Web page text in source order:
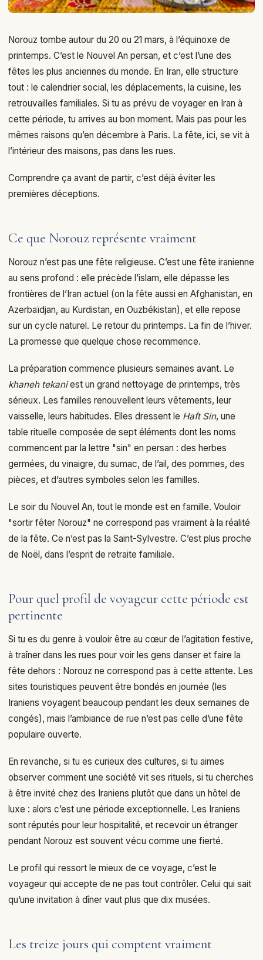
Norouz tombe autour du 20 ou 21 mars, à l’équinoxe de
printemps. C’est le Nouvel An persan, et c’est l’une des
fêtes les plus anciennes du monde. En Iran, elle structure
tout : le calendrier social, les déplacements, la cuisine, les
retrouvailles familiales. Si tu as prévu de voyager en Iran à
cette période, tu arrives au bon moment. Mais pas pour les
mêmes raisons qu’en décembre à Paris. La fête, ici, se vit à
l’intérieur des maisons, pas dans les rues.
Comprendre ça avant de partir, c’est déjà éviter les
premières déceptions.
Ce que Norouz représente vraiment
Norouz n’est pas une fête religieuse. C’est une fête iranienne
au sens profond : elle précède l’islam, elle dépasse les
frontières de l’Iran actuel (on la fête aussi en Afghanistan, en
Azerbaïdjan, au Kurdistan, en Ouzbékistan), et elle repose
sur un cycle naturel. Le retour du printemps. La fin de l’hiver.
La promesse que quelque chose recommence.
La préparation commence plusieurs semaines avant. Le
khaneh tekaniest un grand nettoyage de printemps, très
sérieux. Les familles renouvellent leurs vêtements, leur
vaisselle, leurs habitudes. Elles dressent le Haft Sin, une
table rituelle composée de sept éléments dont les noms
commencent par la lettre "sin" en persan : des herbes
germées, du vinaigre, du sumac, de l’ail, des pommes, des
pièces, et d’autres symboles selon les familles.
Le soir du Nouvel An, tout le monde est en famille. Vouloir
"sortir fêter Norouz" ne correspond pas vraiment à la réalité
de la fête. Ce n’est pas la Saint-Sylvestre. C’est plus proche
de Noël, dans l’esprit de retraite familiale.
Pour quel profil de voyageur cette période est
pertinente
Si tu es du genre à vouloir être au cœur de l’agitation festive,
à traîner dans les rues pour voir les gens danser et faire la
fête dehors : Norouz ne correspond pas à cette attente. Les
sites touristiques peuvent être bondés en journée (les
Iraniens voyagent beaucoup pendant les deux semaines de
congés), mais l’ambiance de rue n’est pas celle d’une fête
populaire ouverte.
En revanche, si tu es curieux des cultures, si tu aimes
observer comment une société vit ses rituels, si tu cherches
à être invité chez des Iraniens plutôt que dans un hôtel de
luxe : alors c’est une période exceptionnelle. Les Iraniens
sont réputés pour leur hospitalité, et recevoir un étranger
pendant Norouz est souvent vécu comme une fierté.
Le profil qui ressort le mieux de ce voyage, c’est le
voyageur qui accepte de ne pas tout contrôler. Celui qui sait
qu’une invitation à dîner vaut plus que dix musées.
Les treize jours qui comptent vraiment